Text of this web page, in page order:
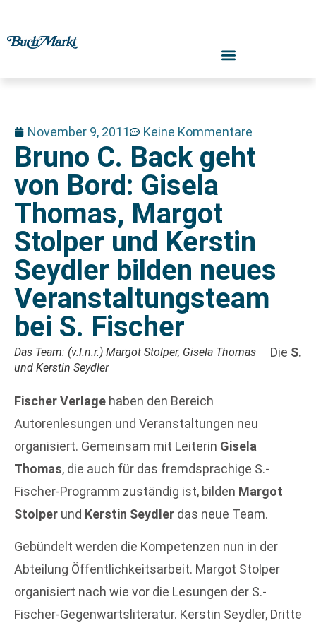
November 9, 2011 Keine Kommentare
Bruno C. Back geht
von Bord: Gisela
Thomas, Margot
Stolper und Kerstin
Seydler bilden neues
Veranstaltungsteam
bei S. Fischer
Das Team: (v.l.n.r.) Margot Stolper, Gisela Thomas
und Kerstin Seydler
Die S.
Fischer Verlage haben den Bereich
Autorenlesungen und Veranstaltungen neu
organisiert. Gemeinsam mit Leiterin Gisela
Thomas, die auch für das fremdsprachige S.-
Fischer-Programm zuständig ist, bilden Margot
Stolper und Kerstin Seydler das neue Team.
Gebündelt werden die Kompetenzen nun in der
Abteilung Öffentlichkeitsarbeit. Margot Stolper
organisiert nach wie vor die Lesungen der S.-
Fischer-Gegenwartsliteratur. Kerstin Seydler, Dritte